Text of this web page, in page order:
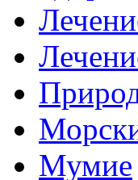
Мумие